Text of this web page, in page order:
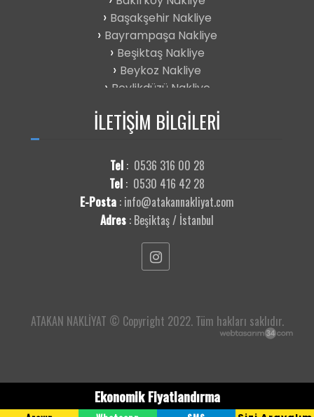
Başakşehir Nakliye
Bayrampaşa Nakliye
Beşiktaş Nakliye
Beykoz Nakliye
Beylikdüzü Nakliye
Büyükçekmece
Çekmeköy Nakliye
Esenler Nakliye
Esenyurt Nakliye
Eyüpsultan Nakliye
Fatih Nakliye
Gaziosmanpaşa Nakliye
Güngören Nakliye
Kartal Nakliye
Küçükçekmece Nakliye
Sancaktepe Nakliye
Sarıyer Nakliye
İLETİŞİM BİLGİLERİ
Tel : 0536 316 00 28
Tel : 0530 416 42 28
E-Posta : info@atakannakliyat.com
Adres : Beşiktaş / İstanbul
ATAKAN NAKLİYAT © Copyright 2022. Tüm hakları saklıdır.
Ekonomik Fiyatlandırma